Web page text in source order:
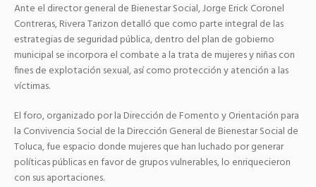
Ante el director general de Bienestar Social, Jorge Erick Coronel
Contreras, Rivera Tarizon detalló que como parte integral de las
estrategias de seguridad pública, dentro del plan de gobierno
municipal se incorpora el combate a la trata de mujeres y niñas con
fines de explotación sexual, así como protección y atención a las
víctimas.
El foro, organizado por la Dirección de Fomento y Orientación para
la Convivencia Social de la Dirección General de Bienestar Social de
Toluca, fue espacio donde mujeres que han luchado por generar
políticas públicas en favor de grupos vulnerables, lo enriquecieron
con sus aportaciones.